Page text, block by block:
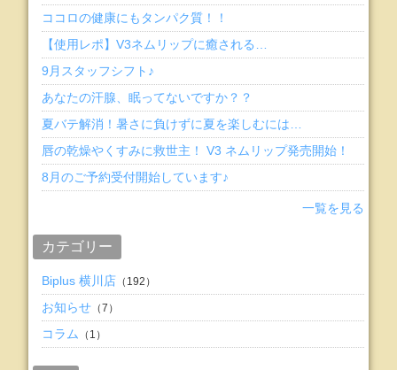
ココロの健康にもタンパク質！！
【使用レポ】V3ネムリップに癒される…
9月スタッフシフト♪
あなたの汗腺、眠ってないですか？？
夏バテ解消！暑さに負けずに夏を楽しむには…
唇の乾燥やくすみに救世主！ V3 ネムリップ発売開始！
8月のご予約受付開始しています♪
一覧を見る
カテゴリー
Biplus 横川店 （192）
お知らせ （7）
コラム （1）